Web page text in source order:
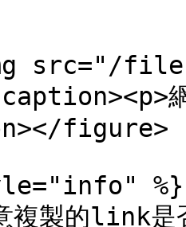
src="/files/
網
figure>
%}
複製的link